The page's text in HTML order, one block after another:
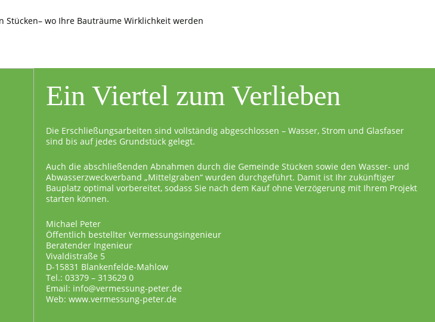
Stücken– wo Ihre Bauträume Wirklichkeit werden
Ein Viertel zum Verlieben
Die Erschließungsarbeiten sind vollständig abgeschlossen – Wasser, Strom und Glasfaser
sind bis auf jedes Grundstück gelegt.
Auch die abschließenden Abnahmen durch die Gemeinde Stücken sowie den Wasser- und
Abwasserzweckverband „Mittelgraben“ wurden durchgeführt. Damit ist Ihr zukünftiger
Bauplatz optimal vorbereitet, sodass Sie nach dem Kauf ohne Verzögerung mit Ihrem Projekt
starten können.
Michael Peter
Öffentlich bestellter Vermessungsingenieur
Beratender Ingenieur
Vivaldistraße 5
D-15831 Blankenfelde-Mahlow
Tel.: 03379 – 313629 0
Email: info@vermessung-peter.de
Web: www.vermessung-peter.de